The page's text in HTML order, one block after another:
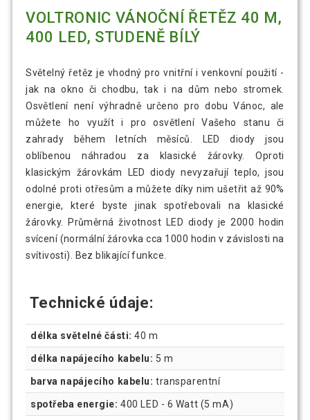
VOLTRONIC VÁNOČNÍ ŘETĚZ 40 M,
400 LED, STUDENĚ BÍLÝ
Světelný řetěz je vhodný pro vnitřní i venkovní použití -
jak na okno či chodbu, tak i na dům nebo stromek.
Osvětlení není výhradně určeno pro dobu Vánoc, ale
můžete ho využít i pro osvětlení Vašeho stanu či
zahrady během letních měsíců. LED diody jsou
oblíbenou náhradou za klasické žárovky. Oproti
klasickým žárovkám LED diody nevyzařují teplo, jsou
odolné proti otřesům a můžete díky nim ušetřit až 90%
energie, které byste jinak spotřebovali na klasické
žárovky. Průměrná životnost LED diody je 2000 hodin
svícení (normální žárovka cca 1000 hodin v závislosti na
svítivosti). Bez blikající funkce.
Technické údaje:
délka světelné části: 40 m
délka napájecího kabelu: 5 m
barva napájecího kabelu: transparentní
spotřeba energie: 400 LED - 6 Watt (5 mA)